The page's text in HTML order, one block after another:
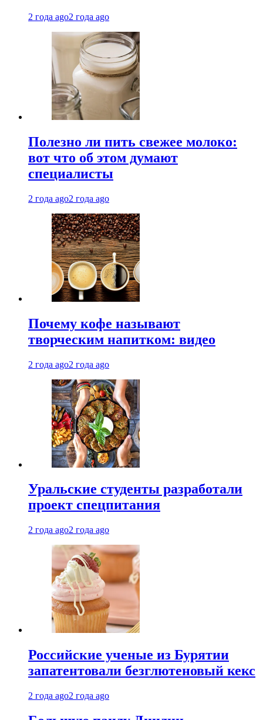
2 года ago2 года ago
Полезно ли пить свежее молоко:
вот что об этом думают
специалисты
2 года ago2 года ago
Почему кофе называют
творческим напитком: видео
2 года ago2 года ago
Уральские студенты разработали
проект спецпитания
2 года ago2 года ago
Российские ученые из Бурятии
запатентовали безглютеновый кекс
2 года ago2 года ago